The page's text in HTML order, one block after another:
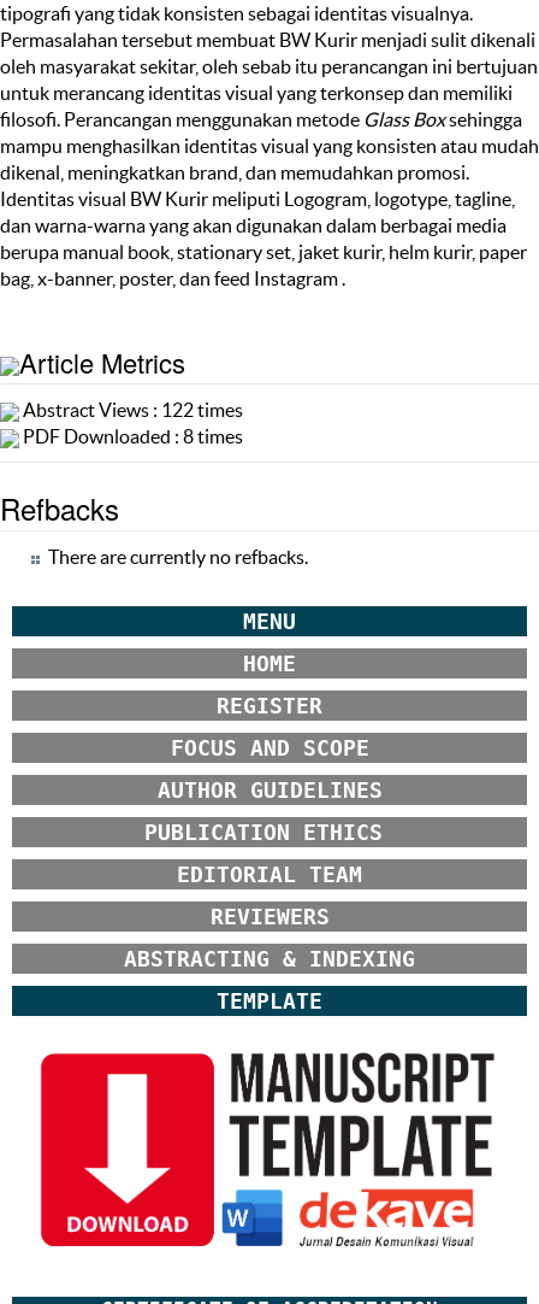
tipografi yang tidak konsisten sebagai identitas visualnya.
Permasalahan tersebut membuat BW Kurir menjadi sulit dikenali
oleh masyarakat sekitar, oleh sebab itu perancangan ini bertujuan
untuk merancang identitas visual yang terkonsep dan memiliki
filosofi. Perancangan menggunakan metode Glass Boxsehingga
mampu menghasilkan identitas visual yang konsisten atau mudah
dikenal, meningkatkan brand, dan memudahkan promosi.
Identitas visual BW Kurir meliputi Logogram, logotype, tagline,
dan warna-warna yang akan digunakan dalam berbagai media
berupa manual book, stationary set, jaket kurir, helm kurir, paper
bag, x-banner, poster, dan feed Instagram .
Article Metrics
Abstract Views : 122 times
PDF Downloaded : 8 times
Refbacks
There are currently no refbacks.
MENU
HOME
REGISTER
FOCUS AND SCOPE
AUTHOR GUIDELINES
PUBLICATION ETHICS
EDITORIAL TEAM
REVIEWERS
ABSTRACTING & INDEXING
TEMPLATE